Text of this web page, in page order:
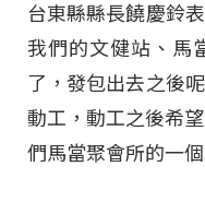
台東縣縣長饒慶鈴
我們的文健站、馬
了，發包出去之後
動工，動工之後希
們馬當聚會所的一個